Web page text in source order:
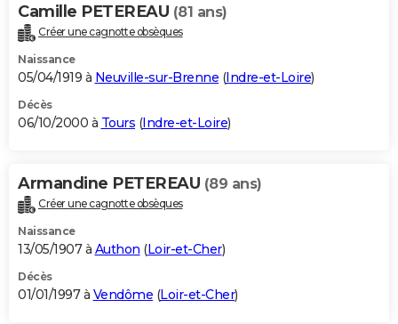
Camille PETEREAU (81 ans)
Créer une cagnotte obsèques
Naissance
05/04/1919 à Neuville-sur-Brenne (Indre-et-Loire)
Décès
06/10/2000 à Tours (Indre-et-Loire)
Armandine PETEREAU (89 ans)
Créer une cagnotte obsèques
Naissance
13/05/1907 à Authon (Loir-et-Cher)
Décès
01/01/1997 à Vendôme (Loir-et-Cher)